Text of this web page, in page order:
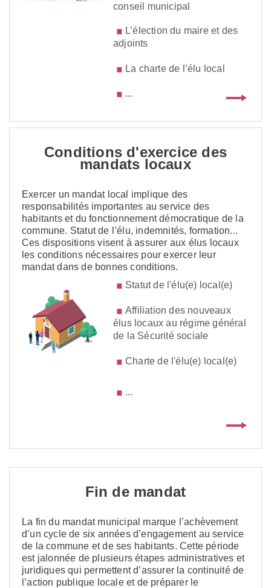
conseil municipal
L’élection du maire et des
adjoints
La charte de l’élu local
...
Conditions d'exercice des
mandats locaux
Exercer un mandat local implique des
responsabilités importantes au service des
habitants et du fonctionnement démocratique de la
commune. Statut de l’élu, indemnités, formation...
Ces dispositions visent à assurer aux élus locaux
les conditions nécessaires pour exercer leur
mandat dans de bonnes conditions.
Statut de l'élu(e) local(e)
Affiliation des nouveaux
élus locaux au régime général
de la Sécurité sociale
Charte de l'élu(e) local(e)
...
Fin de mandat
La fin du mandat municipal marque l’achèvement
d’un cycle de six années d’engagement au service
de la commune et de ses habitants. Cette période
est jalonnée de plusieurs étapes administratives et
juridiques qui permettent d’assurer la continuité de
l’action publique locale et de préparer le